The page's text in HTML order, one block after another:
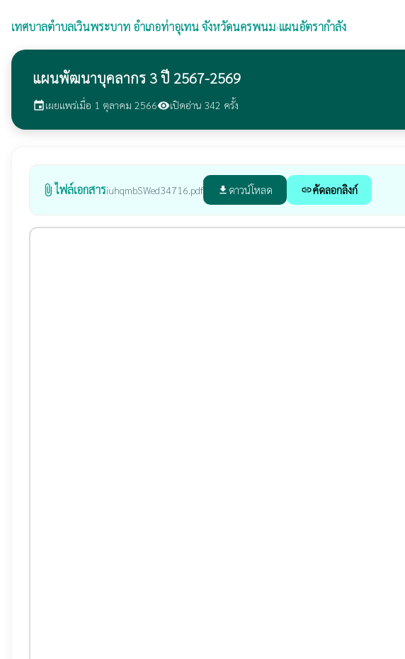
เทศบาลตำบลเวินพระบาท อำเภอท่าอุเทน จังหวัดนครพนม›แผนอัตรากำลัง
แผนพัฒนาบุคลากร 3 ปี 2567-2569
eventเผยแพร่เมื่อ 1 ตุลาคม 2566visibilityเปิดอ่าน 342 ครั้ง
attach_file ไฟล์เอกสารiuhqmbSWed34716.pdf file_download ดาวน์โหลด linkคัดลอกลิงก์